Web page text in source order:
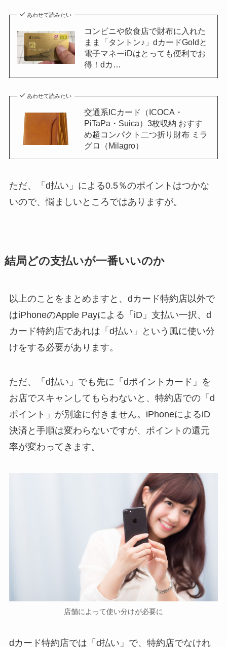
あわせて読みたい
コンビニや飲食店で財布に入れた
まま「タントン♪」dカードGoldと
電子マネーiDはとっても便利でお
得！dカ…
あわせて読みたい
交通系ICカード（ICOCA・
PiTaPa・Suica）3枚収納 おすす
め超コンパクト二つ折り財布 ミラ
グロ（Milagro）
ただ、「d払い」による0.5％のポイントはつかな
いので、悩ましいところではありますが。
結局どの支払いが一番いいのか
以上のことをまとめますと、dカード特約店以外で
はiPhoneのApple Payによる「iD」支払い一択、d
カード特約店であれは「d払い」という風に使い分
けをする必要があります。
ただ、「d払い」でも先に「dポイントカード」を
お店でスキャンしてもらわないと、特約店での「d
ポイント」が別途に付きません。iPhoneによるiD
決済と手順は変わらないですが、ポイントの還元
率が変わってきます。
店舗によって使い分けが必要に
dカード特約店では「d払い」で、特約店でなけれ